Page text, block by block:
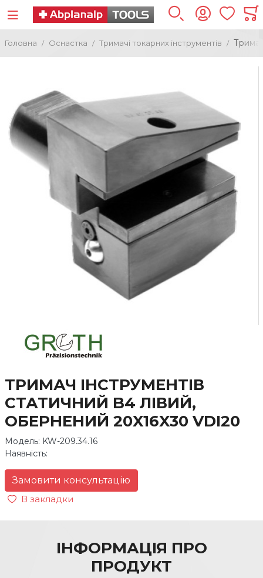
Головна Оснастка Тримачі токарних інструментів
ТРИМАЧ ІНСТРУМЕНТІВ
СТАТИЧНИЙ B4 ЛІВИЙ,
ОБЕРНЕНИЙ 20X16X30 VDI20
Модель: KW-209.34.16
Наявність:
Замовити консультацію
В закладки
ІНФОРМАЦІЯ ПРО
ПРОДУКТ